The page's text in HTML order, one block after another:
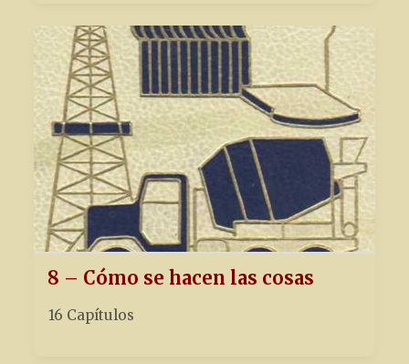
8 – Cómo se hacen las cosas
16 Capítulos